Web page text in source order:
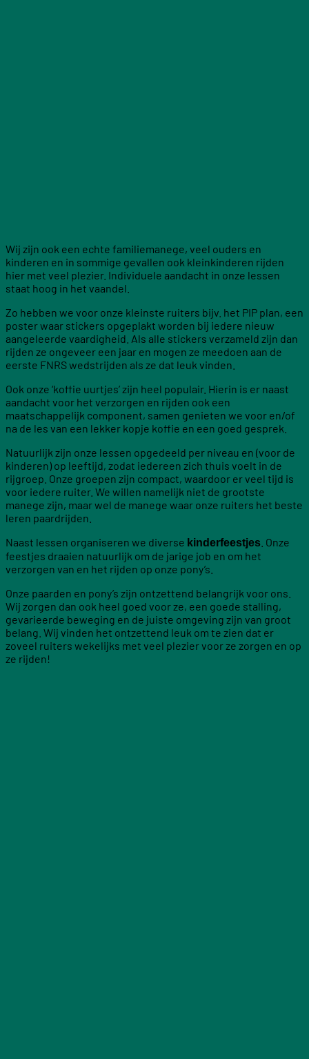
Wij zijn ook een echte familiemanege, veel ouders en
kinderen en in sommige gevallen ook kleinkinderen rijden
hier met veel plezier. Individuele aandacht in onze lessen
staat hoog in het vaandel.
Zo hebben we voor onze kleinste ruiters bijv. het PIP plan, een
poster waar stickers opgeplakt worden bij iedere nieuw
aangeleerde vaardigheid. Als alle stickers verzameld zijn dan
rijden ze ongeveer een jaar en mogen ze meedoen aan de
eerste FNRS wedstrijden als ze dat leuk vinden.
Ook onze ‘koffie uurtjes’ zijn heel populair. Hierin is er naast
aandacht voor het verzorgen en rijden ook een
maatschappelijk component, samen genieten we voor en/of
na de les van een lekker kopje koffie en een goed gesprek.
Natuurlijk zijn onze lessen opgedeeld per niveau en (voor de
kinderen) op leeftijd, zodat iedereen zich thuis voelt in de
rijgroep. Onze groepen zijn compact, waardoor er veel tijd is
voor iedere ruiter. We willen namelijk niet de grootste
manege zijn, maar wel de manege waar onze ruiters het beste
leren paardrijden.
Naast lessen organiseren we diverse kinderfeestjes . Onze
feestjes draaien natuurlijk om de jarige job en om het
verzorgen van en het rijden op onze pony’s.
Onze paarden en pony’s zijn ontzettend belangrijk voor ons.
Wij zorgen dan ook heel goed voor ze, een goede stalling,
gevarieerde beweging en de juiste omgeving zijn van groot
belang. Wij vinden het ontzettend leuk om te zien dat er
zoveel ruiters wekelijks met veel plezier voor ze zorgen en op
ze rijden!